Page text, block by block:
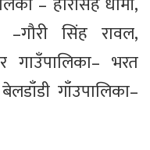
सिंह रावल,
गाउँपालिका– भरत
गाँउपालिका–